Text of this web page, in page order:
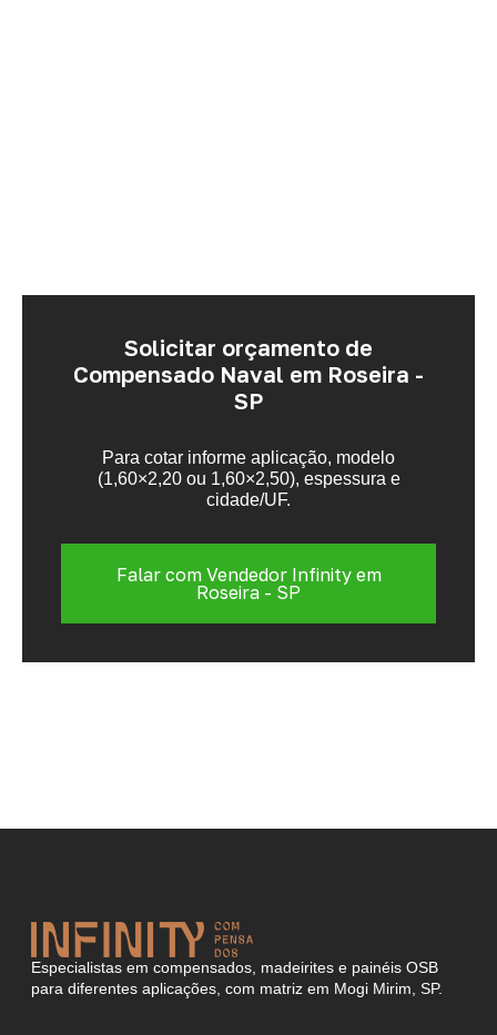
Solicitar orçamento de
Compensado Naval em Roseira -
SP
Para cotar informe aplicação, modelo
(1,60×2,20 ou 1,60×2,50), espessura e
cidade/UF.
Falar com Vendedor Infinity em
Roseira - SP
Especialistas em compensados, madeirites e painéis OSB
para diferentes aplicações, com matriz em Mogi Mirim, SP.